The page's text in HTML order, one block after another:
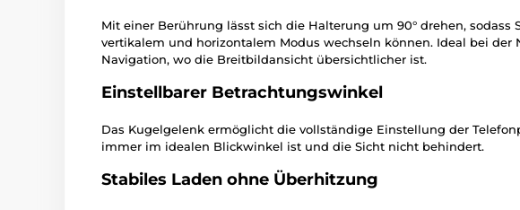
Mit einer Berührung lässt sich die Halterung um 90° drehen, sodass
vertikalem und horizontalem Modus wechseln können. Ideal bei der
Navigation, wo die Breitbildansicht übersichtlicher ist.
Einstellbarer Betrachtungswinkel
Das Kugelgelenk ermöglicht die vollständige Einstellung der
immer im idealen Blickwinkel ist und die Sicht nicht behindert.
Stabiles Laden ohne Überhitzung